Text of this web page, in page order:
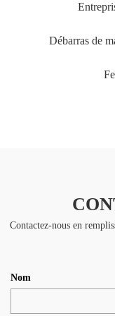
Débarras de
Contactez-nous en
Nom